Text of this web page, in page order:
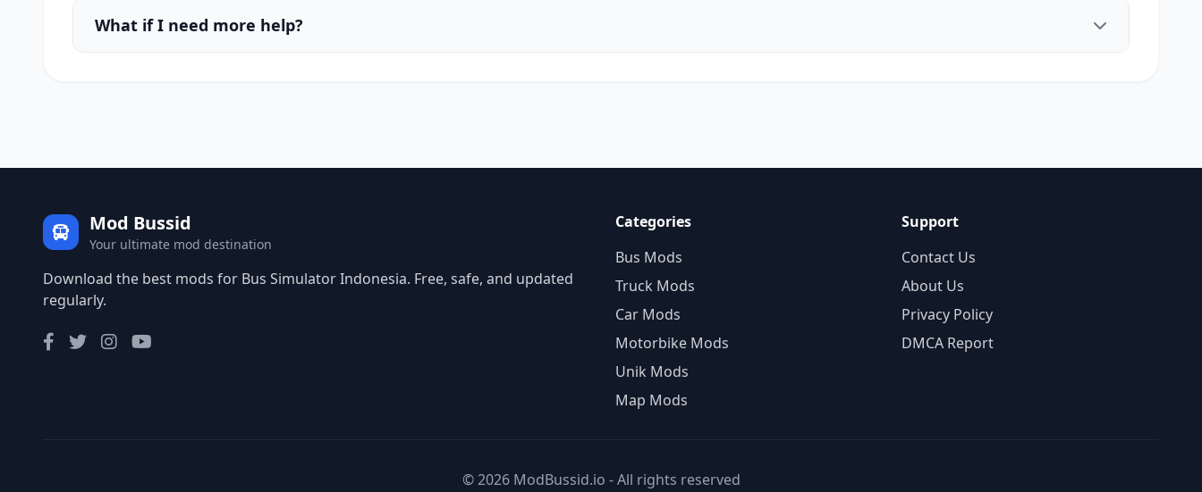
What if I need more help?
Mod Bussid
Your ultimate mod destination
Download the best mods for Bus Simulator Indonesia. Free, safe, and updated
regularly.
Categories
Bus Mods
Truck Mods
Car Mods
Motorbike Mods
Unik Mods
Map Mods
Support
Contact Us
About Us
Privacy Policy
DMCA Report
© 2026 ModBussid.io - All rights reserved